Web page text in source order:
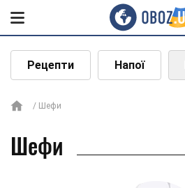
Рецепти Напої
Шефи
Шефи